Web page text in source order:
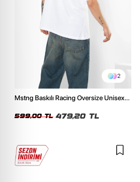
2
Mstng Baskılı Racing Oversize Unisex
599,00 TL 479,20 TL